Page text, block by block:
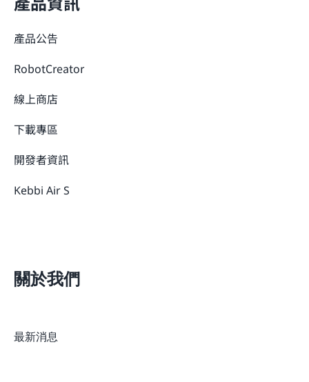
產品公告
RobotCreator
線上商店
下載專區
開發者資訊
Kebbi Air S
關於我們
最新消息